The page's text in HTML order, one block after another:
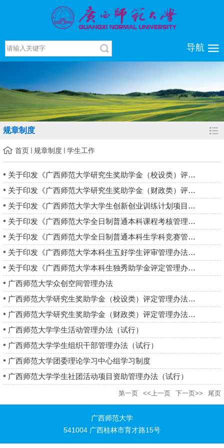
导航
规章制度
首页 规章制度 学生工作
关于印发《广西师范大学研究生奖助学金（校设类）评定管理办法（...
关于印发《广西师范大学研究生奖助学金（财政类）评定管理办法（...
关于印发《广西师范大学大学生创新创业训练计划项目管理办法（20...
关于印发《广西师范大学全日制普通本科课程考核管理工作管理办法...
关于印发《广西师范大学全日制普通本科生学科竞赛管理办法（2023...
关于印发《广西师范大学本科生五好学生评审管理办法》的通知
关于印发《广西师范大学本科生独秀助学金评定管理办法》的通知
广西师范大学众创空间管理办法
广西师范大学研究生奖助学金（校设类）评定管理办法（2022年修订...
广西师范大学研究生奖助学金（财政类）评定管理办法（2022年修...
广西师范大学学生活动管理办法（试行）
广西师范大学学生组织干部管理办法（试行）
广西师范大学团委理论学习中心组学习制度
广西师范大学学生社团活动项目资助管理办法（试行）
第一页 <<上一页 下一页>> 尾页
广西师范大学
541004 广西桂林市育才路15号